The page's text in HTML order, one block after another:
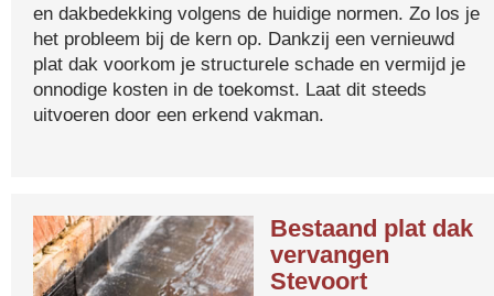
en dakbedekking volgens de huidige normen. Zo los je
het probleem bij de kern op. Dankzij een vernieuwd
plat dak voorkom je structurele schade en vermijd je
onnodige kosten in de toekomst. Laat dit steeds
uitvoeren door een erkend vakman.
Bestaand plat dak
vervangen
Stevoort